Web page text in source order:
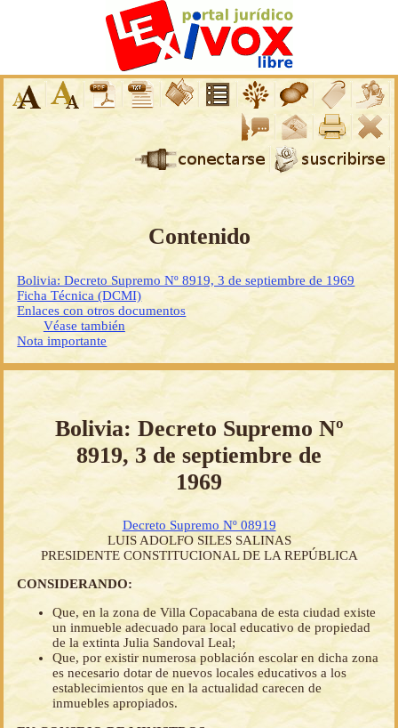
Contenido
Bolivia: Decreto Supremo Nº 8919, 3 de septiembre de 1969
Ficha Técnica (DCMI)
Enlaces con otros documentos
Véase también
Nota importante
Bolivia: Decreto Supremo Nº
8919, 3 de septiembre de
1969
Decreto Supremo Nº 08919
LUIS ADOLFO SILES SALINAS
PRESIDENTE CONSTITUCIONAL DE LA REPÚBLICA
CONSIDERANDO:
Que, en la zona de Villa Copacabana de esta ciudad existe
un inmueble adecuado para local educativo de propiedad
de la extinta Julia Sandoval Leal;
Que, por existir numerosa población escolar en dicha zona
es necesario dotar de nuevos locales educativos a los
establecimientos que en la actualidad carecen de
inmuebles apropiados.